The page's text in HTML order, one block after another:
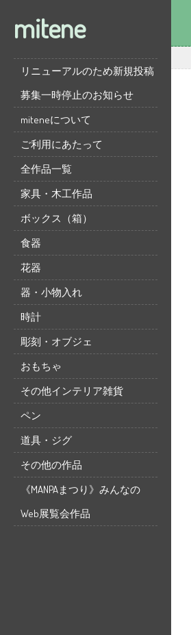
mitene
リニューアルのため新規投稿
募集一時停止のお知らせ
miteneについて
ご利用にあたって
全作品一覧
家具・木工作品
ボックス（箱）
食器
花器
器・小物入れ
時計
彫刻・オブジェ
おもちゃ
その他インテリア雑貨
ペン
道具・ジグ
その他の作品
《MANPAまつり》みんなの
Web展覧会作品